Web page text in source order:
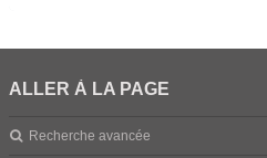
ALLER À LA PAGE
Recherche avancée